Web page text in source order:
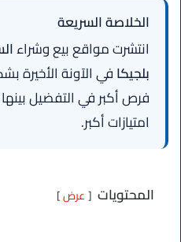
الخلاصة السريعة
انتشرت مواقع بيع وشراء
بلجيكافي الآونة الأخيرة
فرص أكبر في التفضيل
امتيازات أكبر.
المحتويات عرض